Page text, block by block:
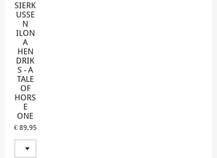
SIERK
USSE
N
ILON
A
HEN
DRIK
S - A
TALE
OF
HORS
E
ONE
€ 89,95